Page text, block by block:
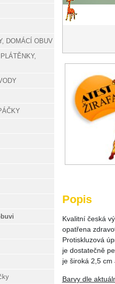
Popis
Kvalitní česká
opatřena
Protiskluzová
je dostatečně
je široká 2,5
Barvy dle
DOMÁCÍ OBUV